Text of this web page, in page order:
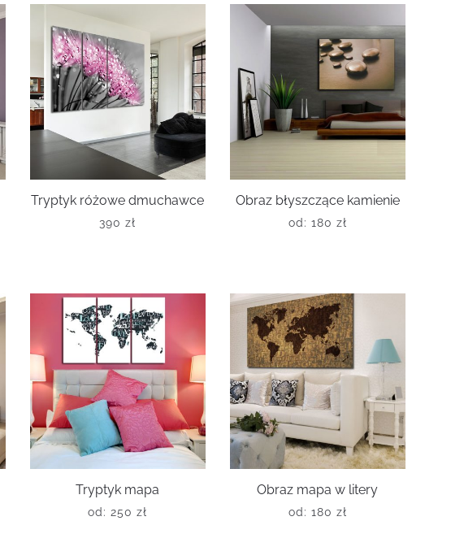
Tryptyk różowe dmuchawce
390zł
Obraz błyszczące kamienie
od: 180 zł
Tryptyk mapa
od: 250zł
Obraz mapa w litery
od: 180 zł